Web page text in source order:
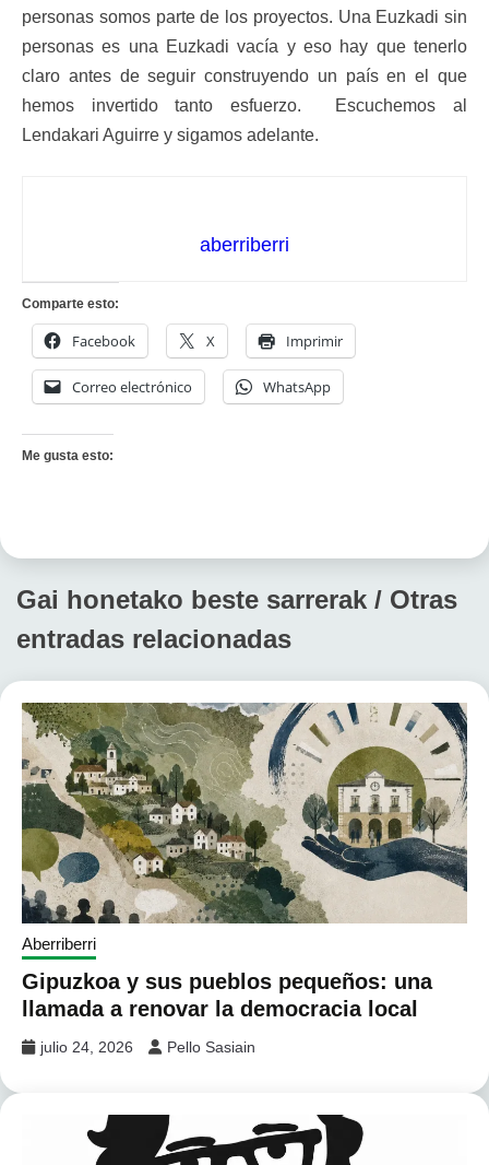
personas somos parte de los proyectos. Una Euzkadi sin
personas es una Euzkadi vacía y eso hay que tenerlo
claro antes de seguir construyendo un país en el que
hemos invertido tanto esfuerzo. Escuchemos al
Lendakari Aguirre y sigamos adelante.
aberriberri
Comparte esto:
Facebook X Imprimir
Correo electrónico WhatsApp
Me gusta esto:
Gai honetako beste sarrerak / Otras
entradas relacionadas
Aberriberri
Gipuzkoa y sus pueblos pequeños: una
llamada a renovar la democracia local
julio 24, 2026 Pello Sasiain